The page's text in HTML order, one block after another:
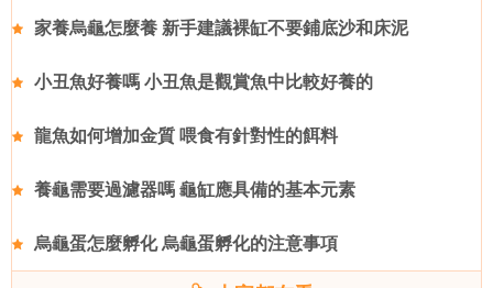
家養烏龜怎麼養 新手建議裸缸不要鋪底沙和床泥
小丑魚好養嗎 小丑魚是觀賞魚中比較好養的
龍魚如何增加金質 喂食有針對性的餌料
養龜需要過濾器嗎 龜缸應具備的基本元素
烏龜蛋怎麼孵化 烏龜蛋孵化的注意事項